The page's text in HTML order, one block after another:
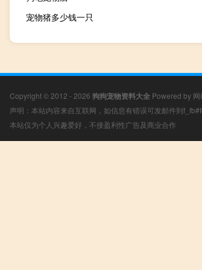
宠物猪多少钱一只
Copyright © 2012 - 2026 狗狗宠物资料大全 Powered by
声明：本站内容来自互联网，如信息有错误可发邮件到
本站仅为个人兴趣爱好，不接盈利性广告及商业合作